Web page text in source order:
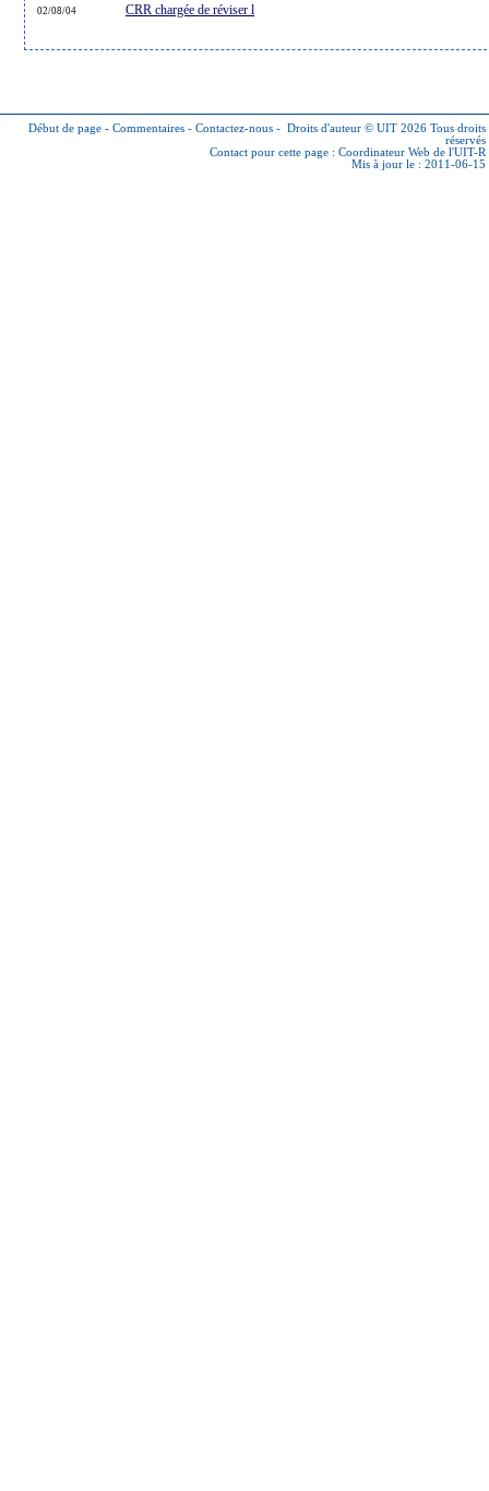
02/08/04 CRR chargée de réviser l
Début de page - Commentaires - Contactez-nous - Droits d'auteur © UIT 2026 Tous droits
réservés
Contact pour cette page : Coordinateur Web de l'UIT-R
Mis à jour le : 2011-06-15